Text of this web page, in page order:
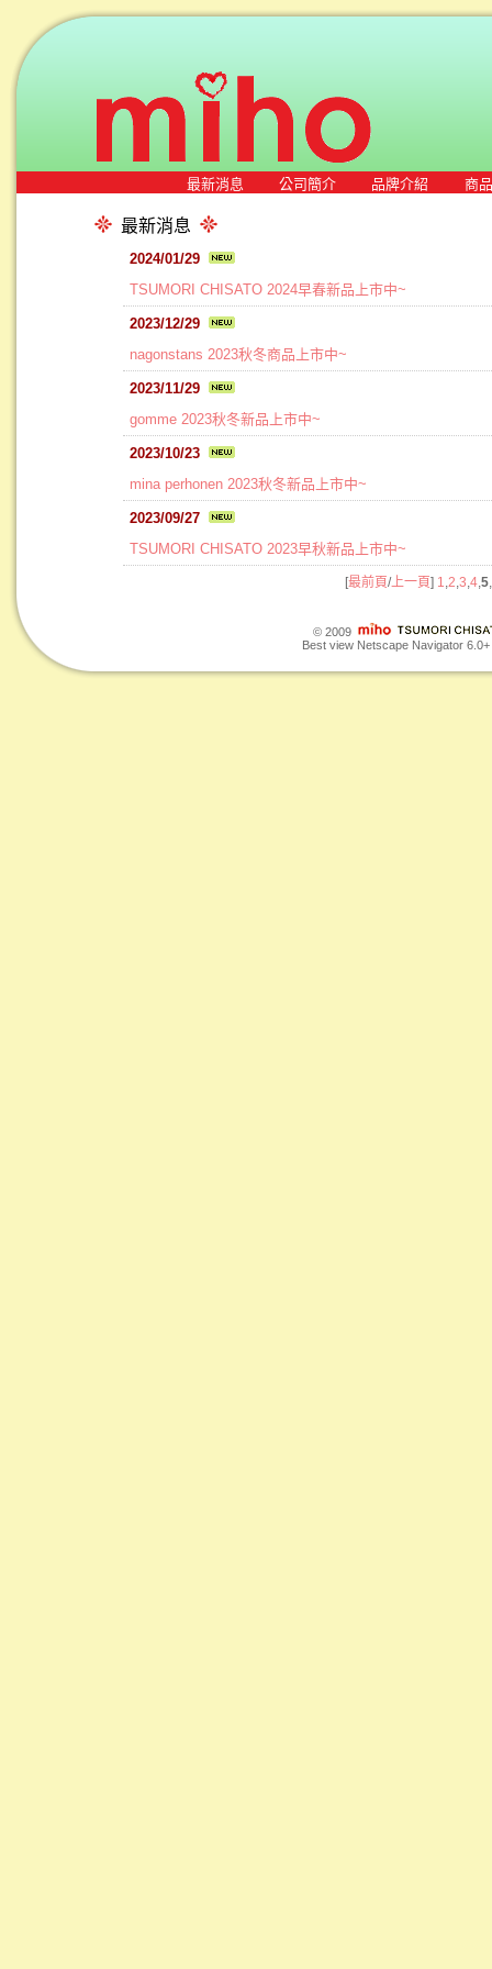
最新消息 公司簡介 品牌介紹 商
最新消息
2024/01/29
TSUMORI CHISATO 2024早春新品上市中~
2023/12/29
nagonstans 2023秋冬商品上市中~
2023/11/29
gomme 2023秋冬新品上市中~
2023/10/23
mina perhonen 2023秋冬新品上市中~
2023/09/27
TSUMORI CHISATO 2023早秋新品上市中~
[最前頁/上一頁] 1 2 3 4 5
© 2009
Best view Netscape Navigator